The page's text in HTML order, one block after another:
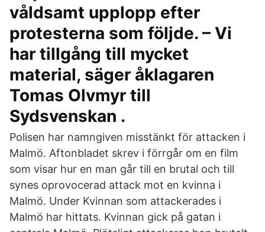
våldsamt upplopp efter
protesterna som följde. – Vi
har tillgång till mycket
material, säger åklagaren
Tomas Olvmyr till
Sydsvenskan .
Polisen har namngiven misstänkt för attacken i
Malmö. Aftonbladet skrev i förrgår om en film
som visar hur en man går till en brutal och till
synes oprovocerad attack mot en kvinna i
Malmö. Under Kvinnan som attackerades i
Malmö har hittats. Kvinnan gick på gatan i